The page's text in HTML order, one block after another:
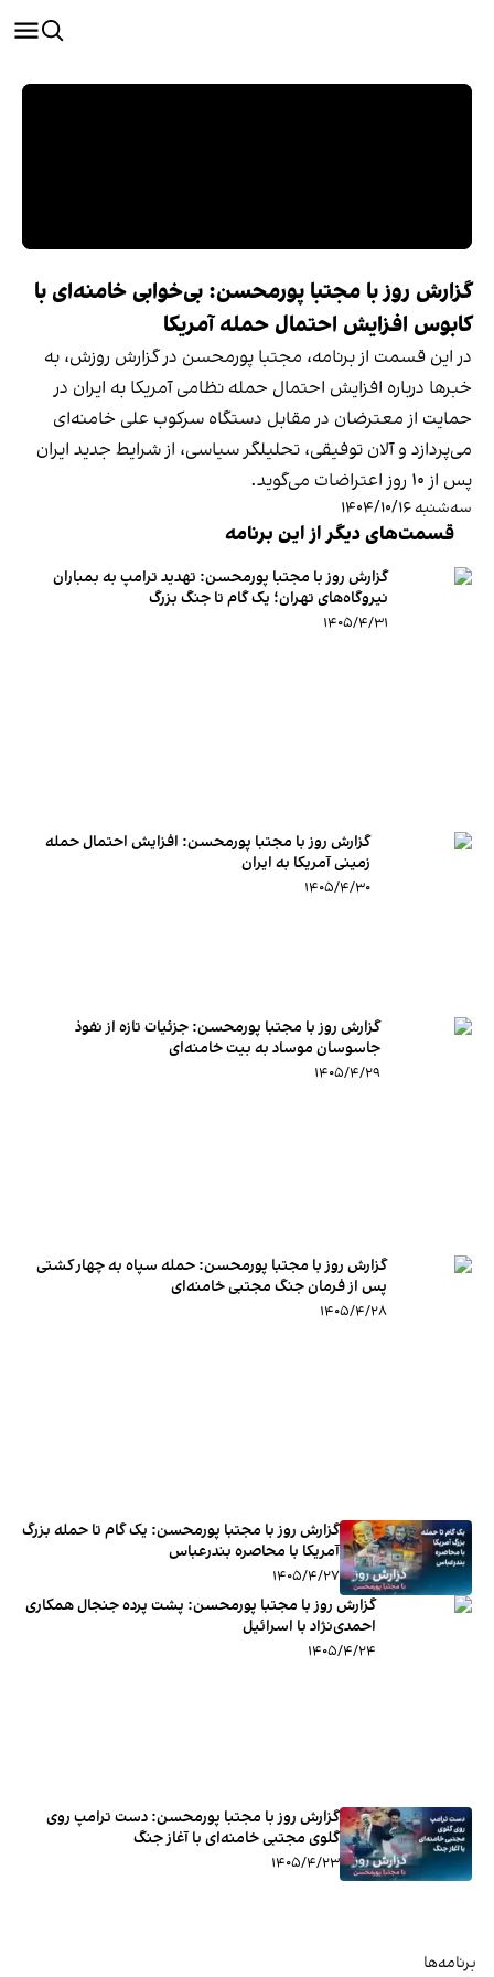
گزارش روز با مجتبا پورمحسن: بی‌خوابی خامنه‌ای با
کابوس افزایش احتمال حمله آمریکا
در این قسمت از برنامه، مجتبا پورمحسن در گزارش روزش، به
خبرها درباره افزایش احتمال حمله نظامی آمریکا به ایران در
حمایت از معترضان در مقابل دستگاه سرکوب علی خامنه‌ای
می‌پردازد و آلان توفیقی، تحلیلگر سیاسی، از شرایط جدید ایران
پس از ‍۱۰ روز اعتراضات می‌گوید.
سه‌شنبه ۱۴۰۴/۱۰/۱۶
قسمت‌های دیگر از این برنامه
گزارش روز با مجتبا پورمحسن: تهدید ترامپ به بمباران
نیروگاه‌های تهران؛ یک گام تا جنگ بزرگ
۱۴۰۵/۴/۳۱
گزارش روز با مجتبا پورمحسن: افزایش احتمال حمله
زمینی آمریکا به ایران
۱۴۰۵/۴/۳۰
گزارش روز با مجتبا پورمحسن: جزئیات تازه از نفوذ
جاسوسان موساد به بیت خامنه‌ای
۱۴۰۵/۴/۲۹
گزارش روز با مجتبا پورمحسن: حمله سپاه به چهار کشتی
پس از فرمان جنگ مجتبی خامنه‌ای
۱۴۰۵/۴/۲۸
گزارش روز با مجتبا پورمحسن: یک گام تا حمله بزرگ
آمریکا با محاصره بندرعباس
۱۴۰۵/۴/۲۷
گزارش روز با مجتبا پورمحسن: پشت پرده جنجال همکاری
احمدی‌‌‌نژاد با اسرائیل
۱۴۰۵/۴/۲۴
گزارش روز با مجتبا پورمحسن: دست ترامپ روی
گلوی مجتبی خامنه‌ای با آغاز جنگ
۱۴۰۵/۴/۲۳
برنامه‌ها